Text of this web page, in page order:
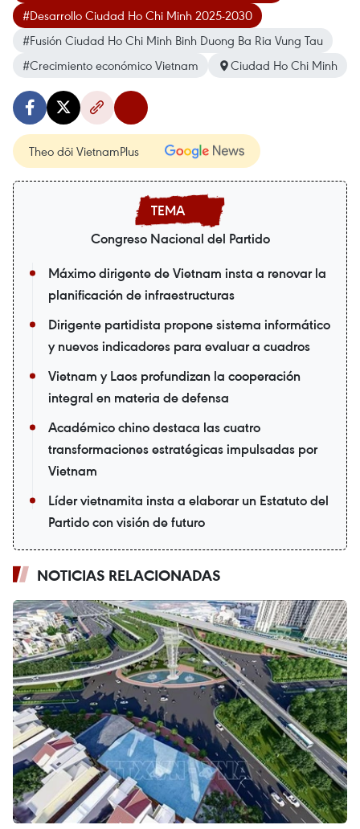
#Desarrollo Ciudad Ho Chi Minh 2025-2030
#Fusión Ciudad Ho Chi Minh Binh Duong Ba Ria Vung Tau
#Crecimiento económico Vietnam
Ciudad Ho Chi Minh
Theo dõi VietnamPlus
Congreso Nacional del Partido
Máximo dirigente de Vietnam insta a renovar la
planificación de infraestructuras
Dirigente partidista propone sistema informático
y nuevos indicadores para evaluar a cuadros
Vietnam y Laos profundizan la cooperación
integral en materia de defensa
Académico chino destaca las cuatro
transformaciones estratégicas impulsadas por
Vietnam
Líder vietnamita insta a elaborar un Estatuto del
Partido con visión de futuro
NOTICIAS RELACIONADAS